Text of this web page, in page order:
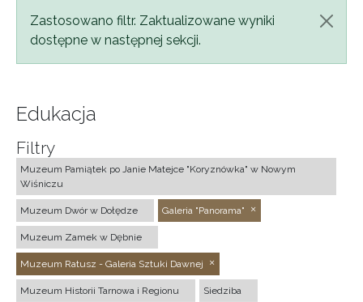
Komunikat
Zastosowano filtr. Zaktualizowane wyniki
dostępne w następnej sekcji.
Edukacja
Filtry
Muzeum Pamiątek po Janie Matejce "Koryznówka" w Nowym
Wiśniczu
Muzeum Dwór w Dołędze Galeria "Panorama"
Muzeum Zamek w Dębnie
Muzeum Ratusz - Galeria Sztuki Dawnej
Muzeum Historii Tarnowa i Regionu Siedziba